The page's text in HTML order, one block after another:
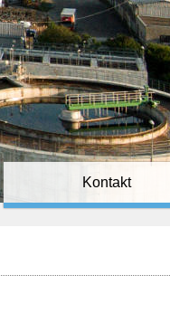
Kontakt